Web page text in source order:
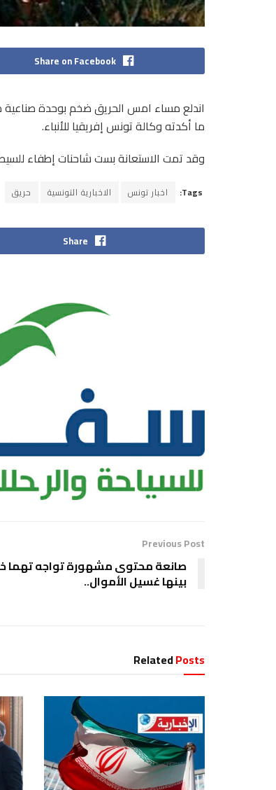
Share on Facebook
اندلع مساء امس الحريق ضخم بوحدة
ما أكدته وكالة تونس إفريقيا للأنباء.
وقد تمت الاستعانة بست شاحنات إطفاء
Tags: اخبار تونس الاخبارية التونسية حريق
Share
Previous Post
صانعة محتوى مشهورة تواجه تهما
بينها غسيل الأموال..
RelatedPosts